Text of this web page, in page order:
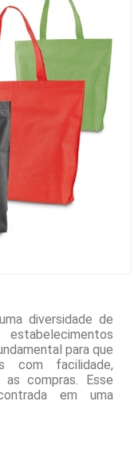
diversidade de
para que
com facilidade,
as compras. Esse
em uma